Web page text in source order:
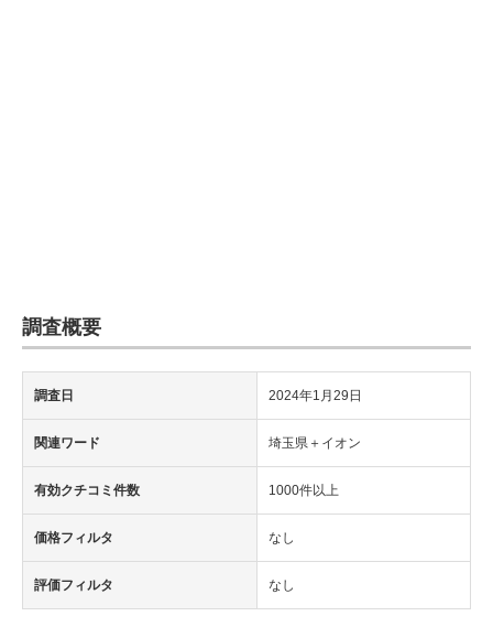
調査概要
調査日 2024年1月29日
関連ワード 埼玉県＋イオン
有効クチコミ件数 1000件以上
価格フィルタ なし
評価フィルタ なし